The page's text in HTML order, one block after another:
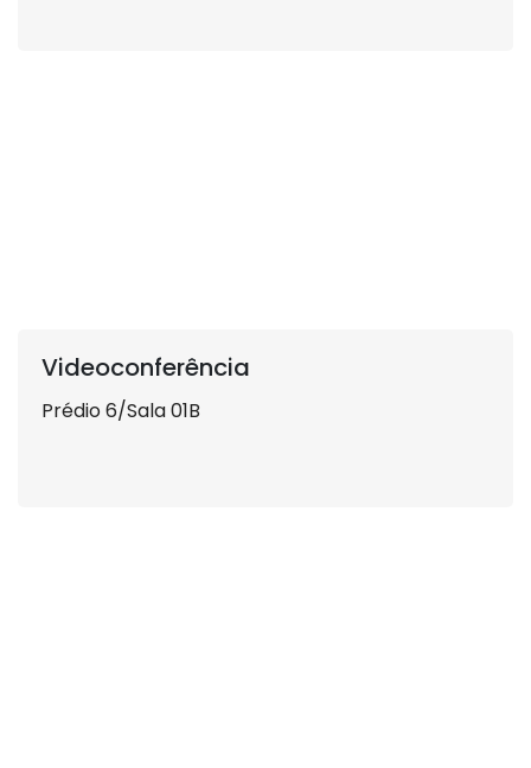
Videoconferência
Prédio 6/Sala 01B